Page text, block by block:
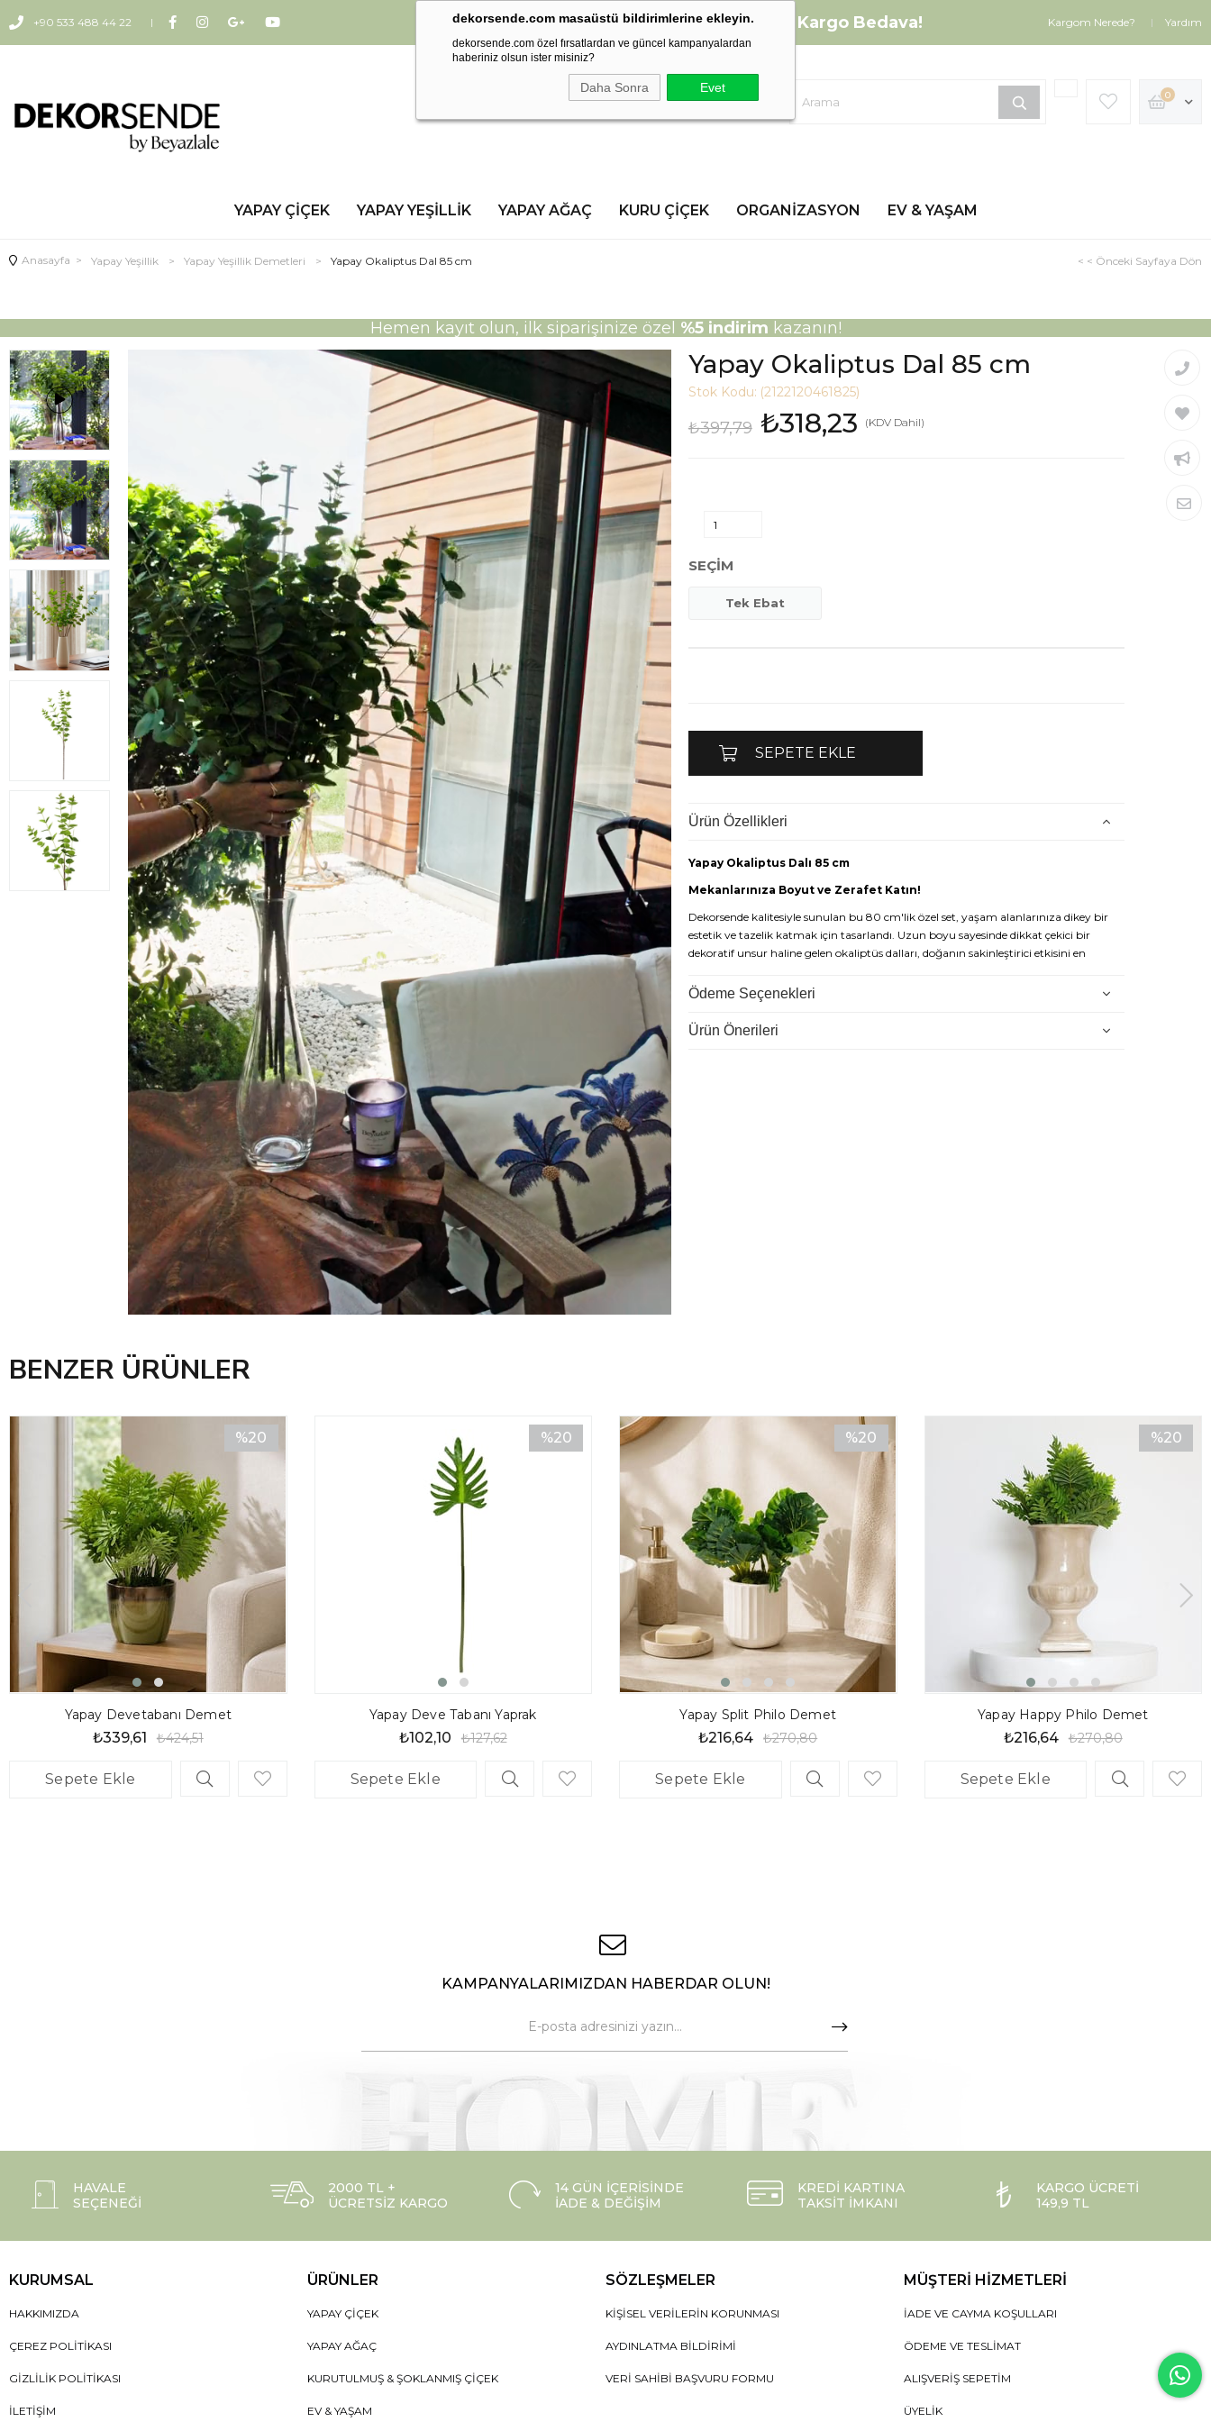
dekorsende.com masaüstü bildirimlerine ekleyin.
dekorsende.com özel fırsatlardan ve güncel kampanyalardan
haberiniz olsun ister misiniz?
Daha Sonra Evet
+90 533 488 44 22 2000 TL ve üzeri alışverişlerinizde Kargo Bedava! Yardım
Kargom Nerede?
0
YAPAY ÇIÇEK YAPAY YEŞILLIK YAPAY AĞAÇ KURU ÇIÇEK ORGANIZASYON EV & YAŞAM
Anasayfa > Yapay Yeşillik > Yapay Yeşillik Demetleri > Yapay Okaliptus Dal 85 cm < < Önceki Sayfaya Dön
Hemen kayıt olun, ilk siparişinize özel %5 indirim kazanın!
Yapay Okaliptus Dal 85 cm
Stok Kodu: (2122120461825)
₺397,79 ₺318,23 (KDV Dahil)
SEÇIM
Tek Ebat
Ürün Özellikleri
Yapay Okaliptus Dalı 85 cm
Mekanlarınıza Boyut ve Zerafet Katın!
Dekorsende kalitesiyle sunulan bu 80 cm'lik özel set, yaşam alanlarınıza dikey bir
estetik ve tazelik katmak için tasarlandı. Uzun boyu sayesinde dikkat çekici bir
dekoratif unsur haline gelen okaliptüs dalları, doğanın sakinleştirici etkisini en
Temel Özellikler:
Paket İçeriği:5 daldan oluşur.
Ödeme Seçenekleri
Ürün Önerileri
BENZER ÜRÜNLER
Yapay Devetabanı Demet
₺339,61 ₺424,51
%20
%20İndirim
Sepete Ekle
Yapay Deve Tabanı Yaprak
₺102,10 ₺127,62
%20
Sepete Ekle
Yapay Split Philo Demet
₺216,64 ₺270,80
%20
İndirim
%20İndirim
Sepete Ekle
Yapay Happy Philo Demet
₺216,64 ₺270,80
%20
Sepete Ekle
KAMPANYALARIMIZDAN HABERDAR OLUN!
HAVALE
SEÇENEĞI
2000 TL +
ÜCRETSIZ KARGO
14 GÜN İÇERISINDE
İADE & DEĞIŞIM
KREDI KARTINA
TAKSIT İMKANI
KARGO ÜCRETI
149,9 TL
KURUMSAL
HAKKIMIZDA
ÇEREZ POLITIKASI
GIZLILIK POLITIKASI
İLETIŞIM
ÜRÜNLER
YAPAY ÇIÇEK
YAPAY AĞAÇ
KURUTULMUŞ & ŞOKLANMIŞ ÇIÇEK
EV & YAŞAM
SÖZLEŞMELER
KIŞISEL VERILERIN KORUNMASI
AYDINLATMA BILDIRIMI
VERI SAHIBI BAŞVURU FORMU
MÜŞTERI HIZMETLERI
İADE VE CAYMA KOŞULLARI
ÖDEME VE TESLIMAT
ALIŞVERIŞ SEPETIM
ÜYELIK